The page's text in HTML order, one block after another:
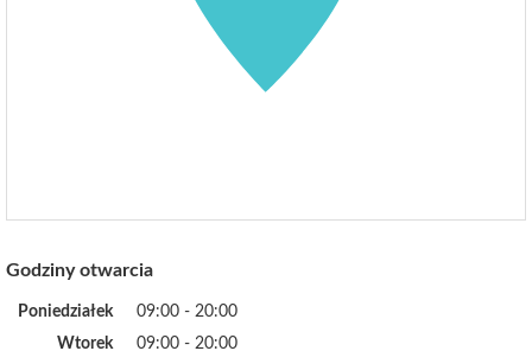
Godziny otwarcia
Poniedziałek
09:00 - 20:00
Wtorek
09:00 - 20:00